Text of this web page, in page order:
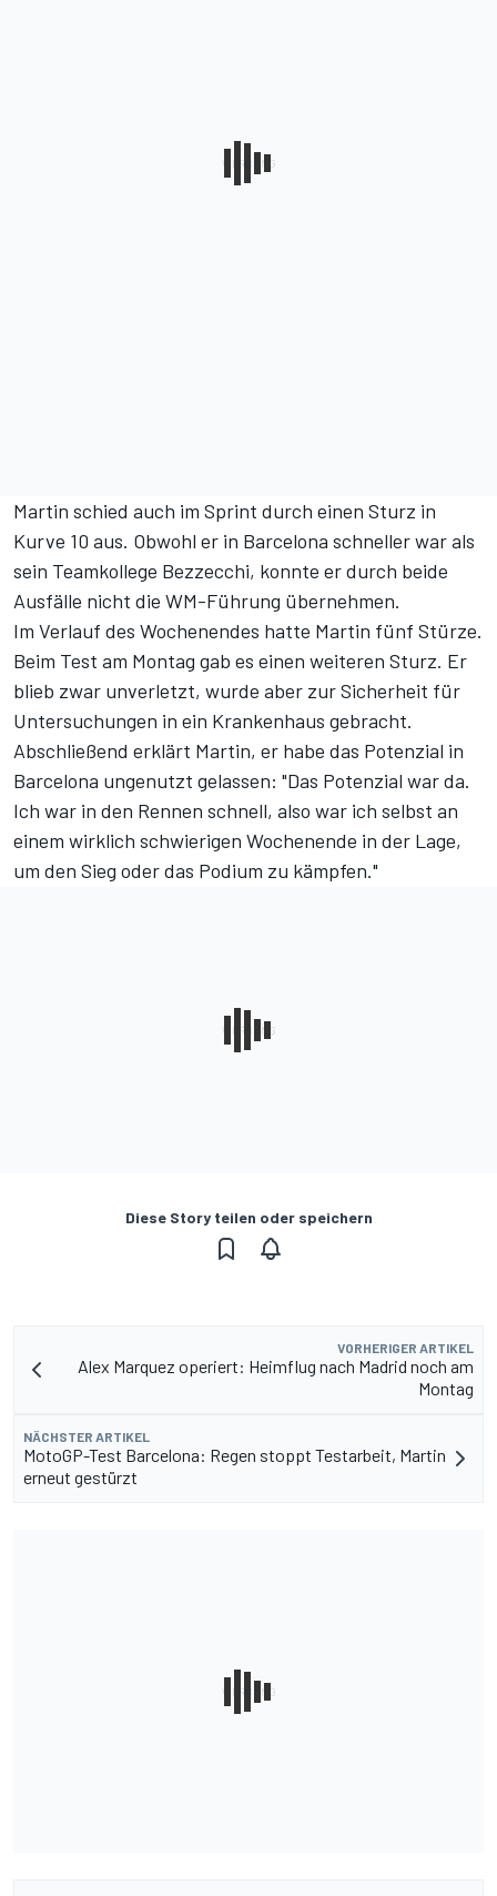
Martin schied auch im Sprint durch einen Sturz in
Kurve 10 aus. Obwohl er in Barcelona schneller war als
sein Teamkollege Bezzecchi, konnte er durch beide
Ausfälle nicht die WM-Führung übernehmen.
Im Verlauf des Wochenendes hatte Martin fünf Stürze.
Beim Test am Montag gab es einen weiteren Sturz. Er
blieb zwar unverletzt, wurde aber zur Sicherheit für
Untersuchungen in ein Krankenhaus gebracht.
Abschließend erklärt Martin, er habe das Potenzial in
Barcelona ungenutzt gelassen: "Das Potenzial war da.
Ich war in den Rennen schnell, also war ich selbst an
einem wirklich schwierigen Wochenende in der Lage,
um den Sieg oder das Podium zu kämpfen."
Diese Story teilen oder speichern
VORHERIGER ARTIKEL
Alex Marquez operiert: Heimflug nach Madrid noch am
Montag
NÄCHSTER ARTIKEL
MotoGP-Test Barcelona: Regen stoppt Testarbeit, Martin
erneut gestürzt